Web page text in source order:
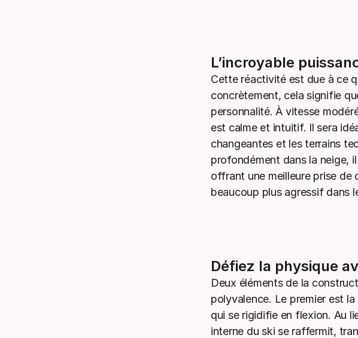
L’incroyable
Cette réactivité est due à ce
concrètement, cela signifie
personnalité. À vitesse
est calme et intuitif. Il sera
changeantes et les terrains
profondément dans la neige,
offrant une meilleure prise de
beaucoup plus agressif dans
Défiez la physique
Deux éléments de la
polyvalence. Le premier est
qui se rigidifie en flexion. Au
interne du ski se raffermit,